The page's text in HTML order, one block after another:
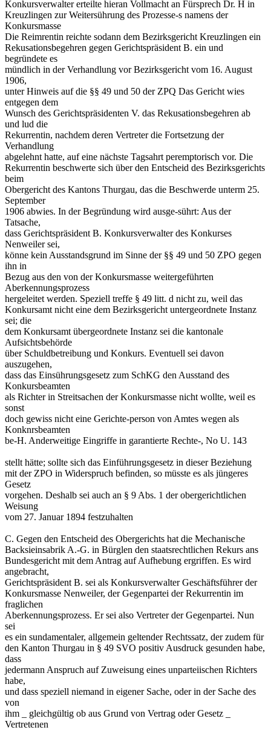
Konkursverwalter erteilte hieran Vollmacht an Fürsprech Dr. H in
Kreuzlingen zur Weitersührung des Prozesse-s namens der
Konkursmasse
Die Reimrentin reichte sodann dem Bezirksgericht Kreuzlingen ein
Rekusationsbegehren gegen Gerichtspräsident B. ein und
begründete es
mündlich in der Verhandlung vor Bezirksgericht vom 16. August
1906,
unter Hinweis auf die §§ 49 und 50 der ZPQ Das Gericht wies
entgegen dem
Wunsch des Gerichtspräsidenten V. das Rekusationsbegehren ab
und lud die
Rekurrentin, nachdem deren Vertreter die Fortsetzung der
Verhandlung
abgelehnt hatte, auf eine nächste Tagsahrt peremptorisch vor. Die
Rekurrentin beschwerte sich über den Entscheid des Bezirksgerichts
beim
Obergericht des Kantons Thurgau, das die Beschwerde unterm 25.
September
1906 abwies. In der Begründung wird ausge-sührt: Aus der
Tatsache,
dass Gerichtspräsident B. Konkursverwalter des Konkurses
Nenweiler sei,
könne kein Ausstandsgrund im Sinne der §§ 49 und 50 ZPO gegen
ihn in
Bezug aus den von der Konkursmasse weitergeführten
Aberkennungsprozess
hergeleitet werden. Speziell treffe § 49 litt. d nicht zu, weil das
Konkursamt nicht eine dem Bezirksgericht untergeordnete Instanz
sei; die
dem Konkursamt übergeordnete Instanz sei die kantonale
Aufsichtsbehörde
über Schuldbetreibung und Konkurs. Eventuell sei davon
auszugehen,
dass das Einsührungsgesetz zum SchKG den Ausstand des
Konkursbeamten
als Richter in Streitsachen der Konkursmasse nicht wollte, weil es
sonst
doch gewiss nicht eine Gerichte-person von Amtes wegen als
Konknrsbeamten
be-H. Anderweitige Eingriffe in garantierte Rechte-, No U. 143
stellt hätte; sollte sich das Einführungsgesetz in dieser Beziehung
mit der ZPO in Widerspruch befinden, so müsste es als jüngeres
Gesetz
vorgehen. Deshalb sei auch an § 9 Abs. 1 der obergerichtlichen
Weisung
vom 27. Januar 1894 festzuhalten
C. Gegen den Entscheid des Obergerichts hat die Mechanische
Backsieinsabrik A.-G. in Bürglen den staatsrechtlichen Rekurs ans
Bundesgericht mit dem Antrag auf Aufhebung ergriffen. Es wird
angebracht,
Gerichtspräsident B. sei als Konkursverwalter Geschäftsführer der
Konkursmasse Nenweiler, der Gegenpartei der Rekurrentin im
fraglichen
Aberkennungsprozess. Er sei also Vertreter der Gegenpartei. Nun
sei
es ein sundamentaler, allgemein geltender Rechtssatz, der zudem für
den Kanton Thurgau in § 49 SVO positiv Ausdruck gesunden habe,
dass
jedermann Anspruch auf Zuweisung eines unparteiischen Richters
habe,
und dass speziell niemand in eigener Sache, oder in der Sache des
von
ihm _ gleichgültig ob aus Grund von Vertrag oder Gesetz _
Vertretenen